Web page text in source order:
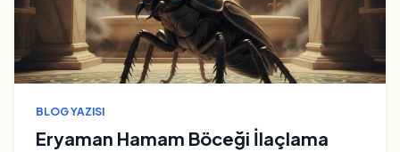
BLOG YAZISI
Eryaman Hamam Böceği İlaçlama